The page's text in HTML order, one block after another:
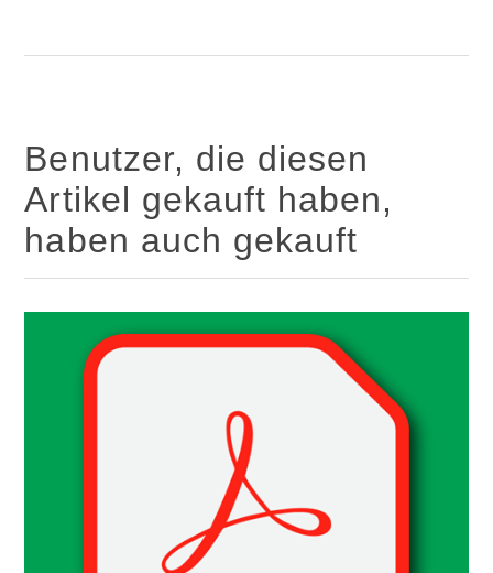
Benutzer, die diesen
Artikel gekauft haben,
haben auch gekauft